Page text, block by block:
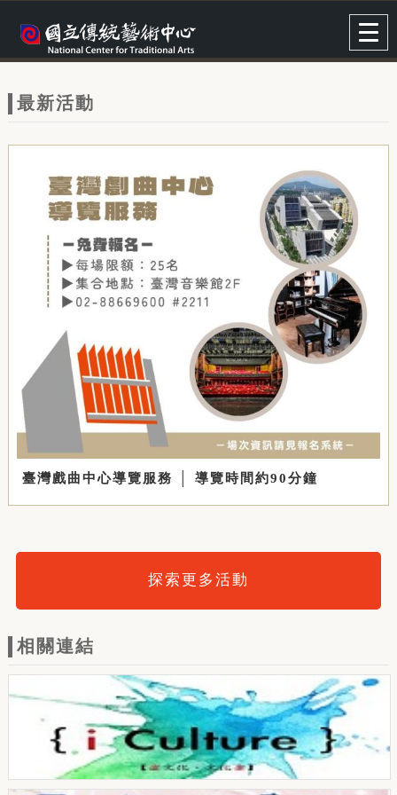
網
站
主
最新活動
臺灣戲曲中心導覽服務 │ 導覽時間約90分鐘
探索更多活動
相關連結